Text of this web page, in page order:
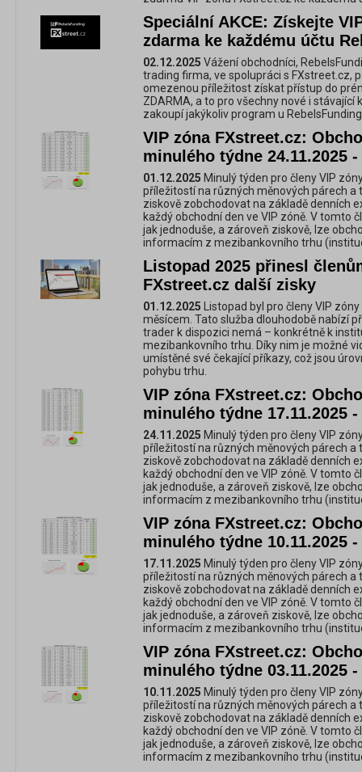
Speciální AKCE: Získejte
zdarma ke každému účtu
02.12.2025 Vážení obchodníci,
trading firma, ve spolupráci s FXstreet.cz,
omezenou příležitost získat přístup do
ZDARMA, a to pro všechny nové i stávající
zakoupí jakýkoliv program u
VIP zóna FXstreet.cz:
minulého týdne 24.11.2025 -
01.12.2025 Minulý týden pro členy VIP
příležitostí na různých měnových párech a
ziskově zobchodovat na základě denních
každý obchodní den ve VIP zóně. V tomto
jak jednoduše, a zároveň ziskově, lze
informacím z mezibankovního trhu
Listopad 2025 přinesl
FXstreet.cz další zisky
01.12.2025 Listopad byl pro členy VIP
měsícem. Tato služba dlouhodobě nabízí
trader k dispozici nemá – konkrétně k
mezibankovního trhu. Díky nim je možné
umístěné své čekající příkazy, což jsou
pohybu trhu.
VIP zóna FXstreet.cz:
minulého týdne 17.11.2025 -
24.11.2025 Minulý týden pro členy VIP
příležitostí na různých měnových párech a
ziskově zobchodovat na základě denních
každý obchodní den ve VIP zóně. V tomto
jak jednoduše, a zároveň ziskově, lze
informacím z mezibankovního trhu
VIP zóna FXstreet.cz:
minulého týdne 10.11.2025 -
17.11.2025 Minulý týden pro členy VIP
příležitostí na různých měnových párech a
ziskově zobchodovat na základě denních
každý obchodní den ve VIP zóně. V tomto
jak jednoduše, a zároveň ziskově, lze
informacím z mezibankovního trhu
VIP zóna FXstreet.cz:
minulého týdne 03.11.2025 -
10.11.2025 Minulý týden pro členy VIP
příležitostí na různých měnových párech a
ziskově zobchodovat na základě denních
každý obchodní den ve VIP zóně. V tomto
jak jednoduše, a zároveň ziskově, lze
informacím z mezibankovního trhu